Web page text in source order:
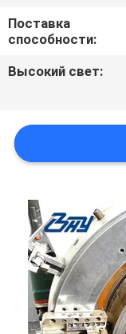
Поставка
способности:
Высокий свет: